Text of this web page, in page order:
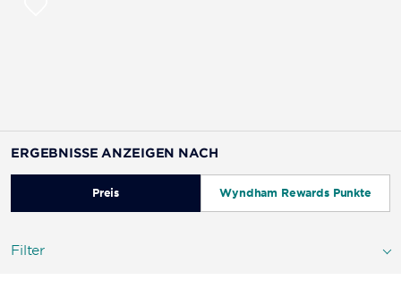
ERGEBNISSE ANZEIGEN NACH
Preis Wyndham Rewards Punkte
Filter